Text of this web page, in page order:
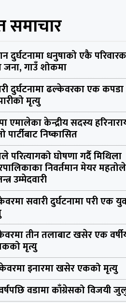
समाचार
दुर्घटनामा धनुषाको एकै
जना, गाउँ शोकमा
दुर्घटनामा ढल्केवरका एक कपडा
मृत्यु
एमालेका केन्द्रीय सदस्य
पार्टीबाट निष्कासित
परित्यागको घोषणा गर्दै मिथिला
निवर्तमान मेयर
उम्मेदवारी
सवारी दुर्घटनामा परी एक
तीन तलाबाट खसेर एक
मृत्यु
इनारमा खसेर एकको मृत्यु
वडामा काँग्रेसको विजयी